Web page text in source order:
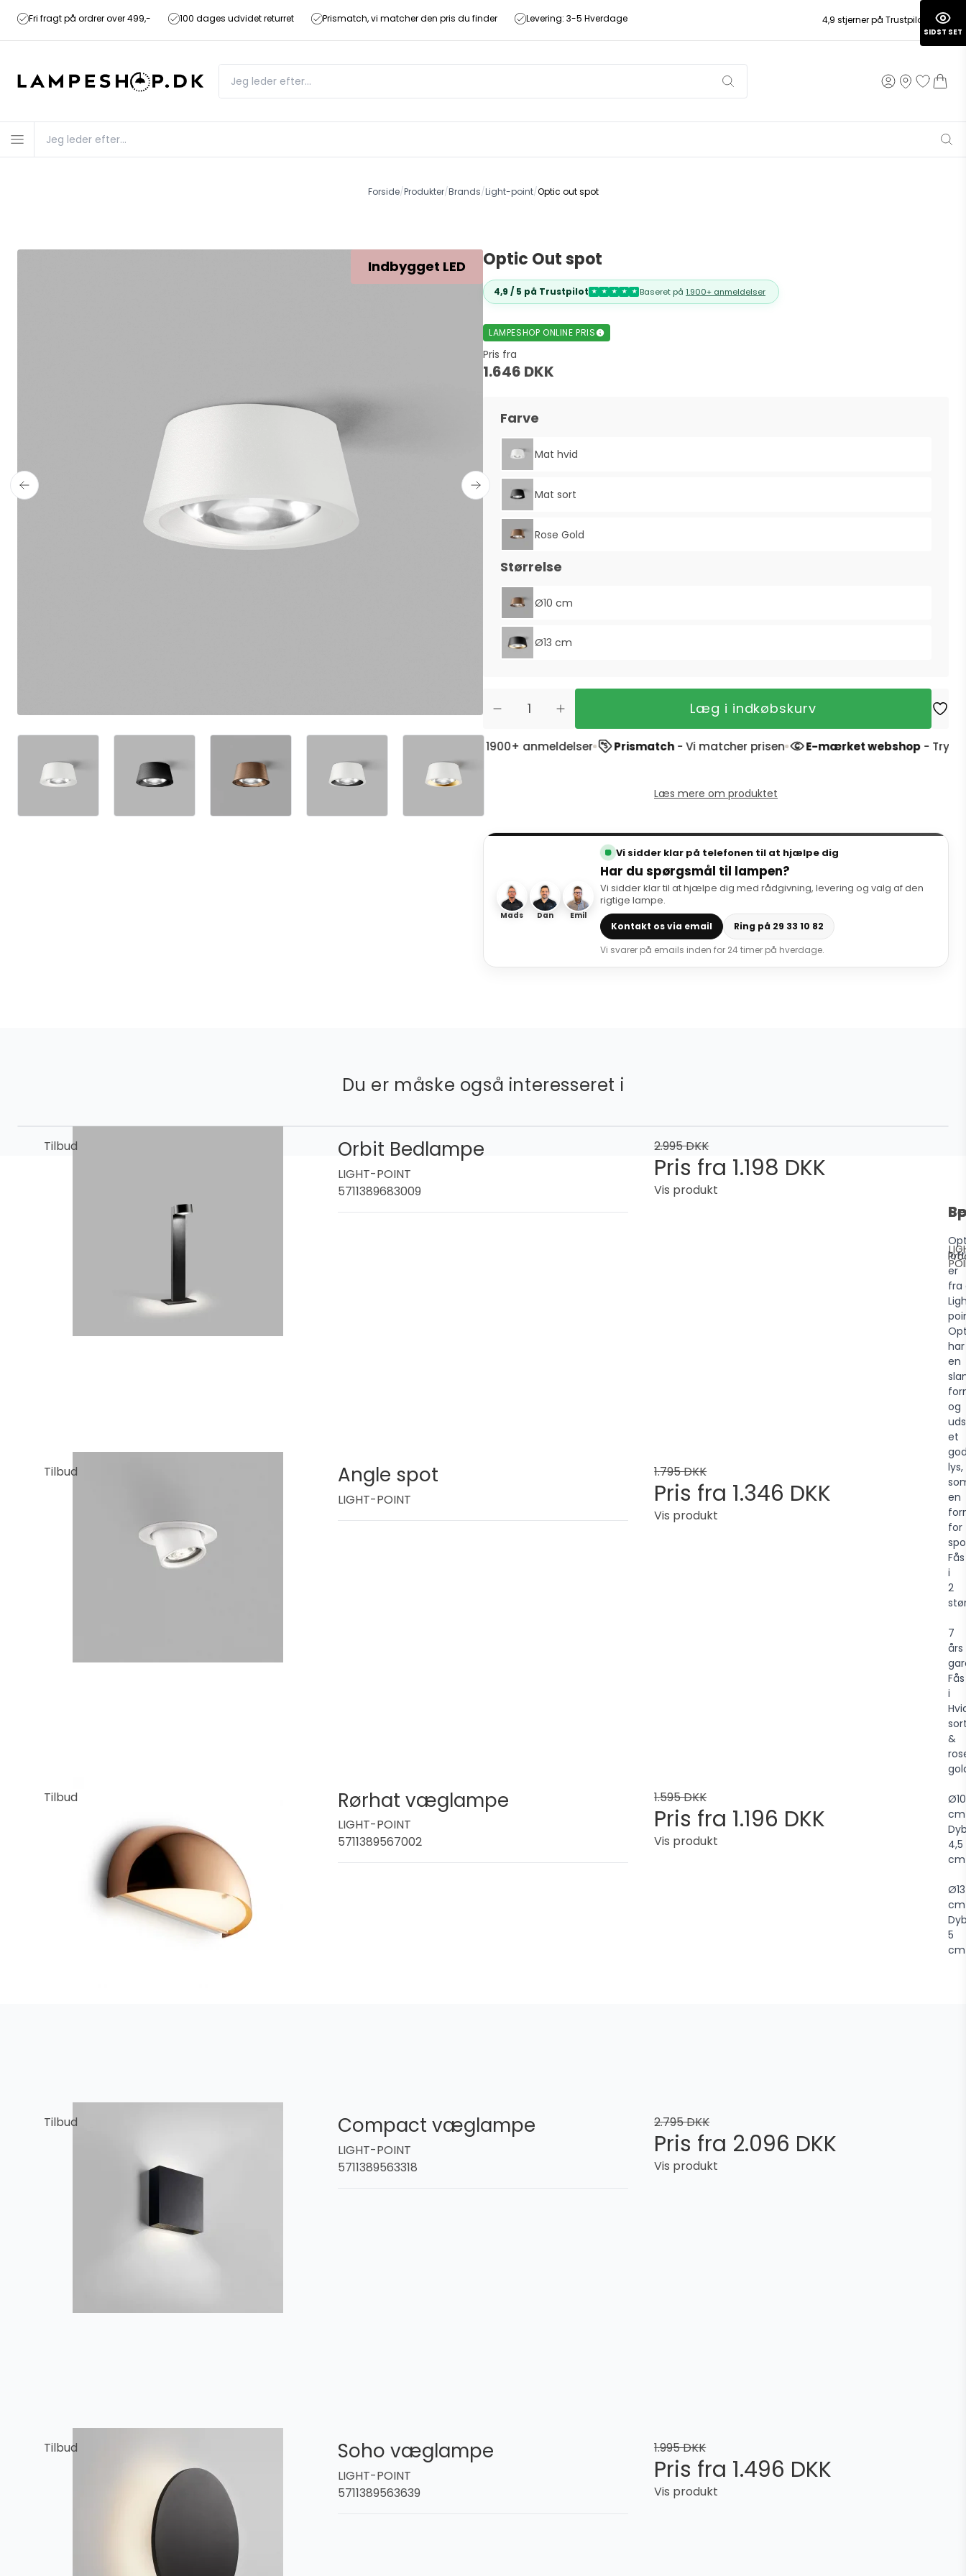
Fri fragt på ordrer over 499,- 100 dages udvidet returret Prismatch, vi matcher den pris du finder Levering: 3-5 Hverdage 4,9 stjerner på Trustpilot
Forside/Produkter/Brands/Light-point/Optic out spot
Indbygget LED Optic Out spot
4,9 / 5 på Trustpilot ★ ★ ★ ★ ★ Baseret på 1.900+ anmeldelser
LAMPESHOP ONLINE PRIS
Pris fra
1.646 DKK
Farve
Mat hvid
Mat sort
Rose Gold
Størrelse
Ø10 cm
Ø13 cm
Læg i indkøbskurv
ud af 1900+ anmeldelser Prismatch- Vi matcher prisen E-mærket webshop- Tryg handel og
Læs mere om produktet
Mads Dan Emil
Vi sidder klar på telefonen til at hjælpe dig
Har du spørgsmål til lampen?
Vi sidder klar til at hjælpe dig med rådgivning, levering og valg af den
rigtige lampe.
Kontakt os via email
Ring på 29 33 10 82
Vi svarer på emails inden for 24 timer på hverdage.
Du er måske også interesseret i
Tilbud Orbit Bedlampe
LIGHT-POINT
5711389683009
2.995 DKK
Pris fra 1.198 DKK
Vis produkt
Tilbud Angle spot
LIGHT-POINT
1.795 DKK
Pris fra 1.346 DKK
Vis produkt
Tilbud Rørhat væglampe
LIGHT-POINT
5711389567002
1.595 DKK
Pris fra 1.196 DKK
Vis produkt
Tilbud Compact væglampe
LIGHT-POINT
5711389563318
2.795 DKK
Pris fra 2.096 DKK
Vis produkt
Tilbud Soho væglampe
LIGHT-POINT
5711389563639
1.995 DKK
Pris fra 1.496 DKK
Vis produkt
er
fra
har
en
og
et
lys,
en
for
Fås
i
2
7
års
Fås
i
&
Ø10
cm
4,5
cm
Ø13
cm
5
cm
SIDST SET